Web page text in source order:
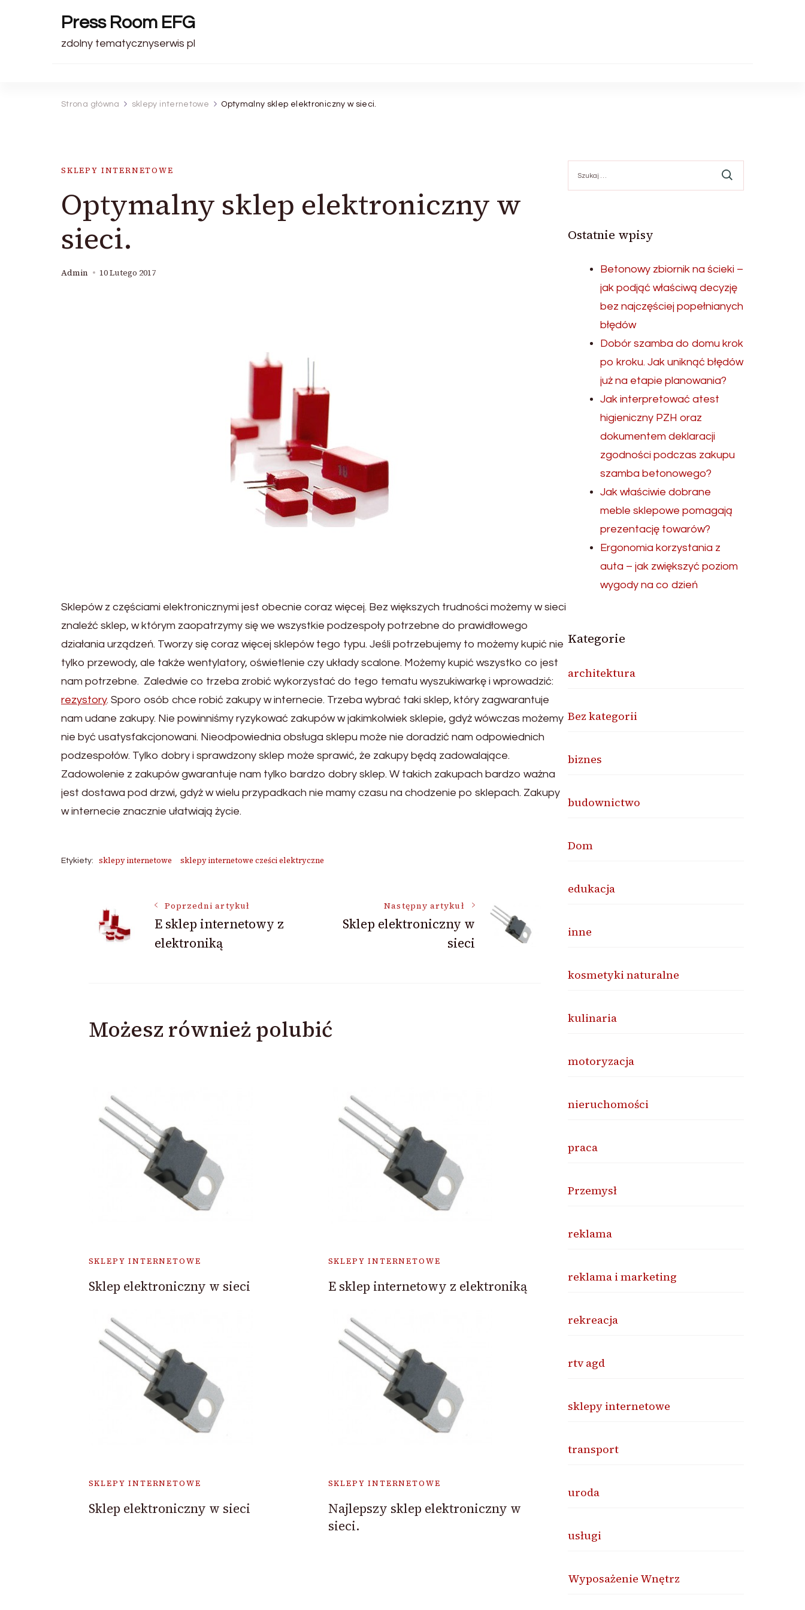
Press Room EFG
zdolny tematycznyserwis pl
Strona główna sklepy internetowe Optymalny sklep elektroniczny w sieci.
SKLEPY INTERNETOWE
Optymalny sklep elektroniczny w
sieci.
Admin 10 Lutego 2017
Sklepów z częściami elektronicznymi jest obecnie coraz więcej. Bez większych trudności możemy w sieci
znaleźć sklep, w którym zaopatrzymy się we wszystkie podzespoły potrzebne do prawidłowego
działania urządzeń. Tworzy się coraz więcej sklepów tego typu. Jeśli potrzebujemy to możemy kupić nie
tylko przewody, ale także wentylatory, oświetlenie czy układy scalone. Możemy kupić wszystko co jest
nam potrzebne. Zaledwie co trzeba zrobić wykorzystać do tego tematu wyszukiwarkę i wprowadzić:
rezystory. Sporo osób chce robić zakupy w internecie. Trzeba wybrać taki sklep, który zagwarantuje
nam udane zakupy. Nie powinniśmy ryzykować zakupów w jakimkolwiek sklepie, gdyż wówczas możemy
nie być usatysfakcjonowani. Nieodpowiednia obsługa sklepu może nie doradzić nam odpowiednich
podzespołów. Tylko dobry i sprawdzony sklep może sprawić, że zakupy będą zadowalające.
Zadowolenie z zakupów gwarantuje nam tylko bardzo dobry sklep. W takich zakupach bardzo ważna
jest dostawa pod drzwi, gdyż w wielu przypadkach nie mamy czasu na chodzenie po sklepach. Zakupy
w internecie znacznie ułatwiają życie.
Etykiety: sklepy internetowe sklepy internetowe cześci elektryczne
Nawigacja
wpisu
Poprzedni artykuł
E sklep internetowy z
elektroniką
Następny artykuł
Sklep elektroniczny w
sieci
Możesz również polubić
SKLEPY INTERNETOWE
Sklep elektroniczny w sieci
SKLEPY INTERNETOWE
E sklep internetowy z elektroniką
SKLEPY INTERNETOWE
Sklep elektroniczny w sieci
SKLEPY INTERNETOWE
Najlepszy sklep elektroniczny w
sieci.
Ostatnie wpisy
Betonowy zbiornik na ścieki –
jak podjąć właściwą decyzję
bez najczęściej popełnianych
błędów
Dobór szamba do domu krok
po kroku. Jak uniknąć błędów
już na etapie planowania?
Jak interpretować atest
higieniczny PZH oraz
dokumentem deklaracji
zgodności podczas zakupu
szamba betonowego?
Jak właściwie dobrane
meble sklepowe pomagają
prezentację towarów?
Ergonomia korzystania z
auta – jak zwiększyć poziom
wygody na co dzień
Kategorie
architektura
Bez kategorii
biznes
budownictwo
Dom
edukacja
inne
kosmetyki naturalne
kulinaria
motoryzacja
nieruchomości
praca
Przemysł
reklama
reklama i marketing
rekreacja
rtv agd
sklepy internetowe
transport
uroda
usługi
Wyposażenie Wnętrz